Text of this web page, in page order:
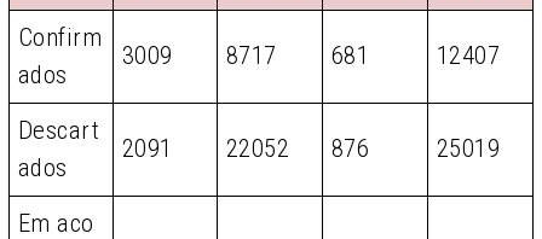
Confirm
ados
3009 8717 681 12407
Descart
ados
2091 22052 876 25019
Em aco